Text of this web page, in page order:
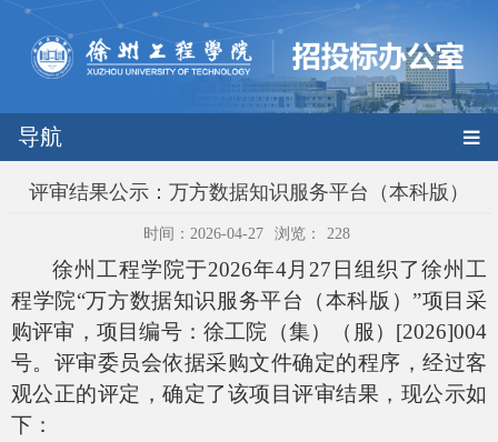
导航
评审结果公示：万方数据知识服务平台（本科版）
时间：2026-04-27 浏览： 228
徐州工程学院于2026年4月 27 日组织了徐州工
程学院“万方数据知识服务平台（本科版）”项目采
购评审，项目编号：徐工院（集）（服）[2026]004
号。评审委员会依据采购文件确定的程序，经过客
观公正的评定，确定了该项目评审结果，现公示如
下：